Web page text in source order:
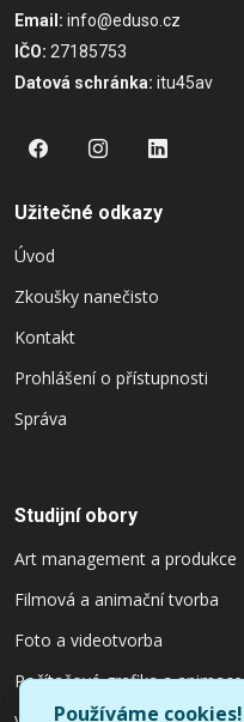
Email: info@eduso.cz
IČO: 27185753
Datová schránka: itu45av
Užitečné odkazy
Úvod
Zkoušky nanečisto
Kontakt
Prohlášení o přístupnosti
Správa
Studijní obory
Art management a produkce
Filmová a animační tvorba
Foto a videotvorba
Počítačová grafika a animace
Používáme cookies!